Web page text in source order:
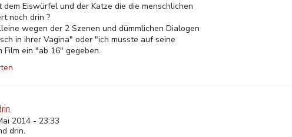
dem Eiswürfel und der Katze die die menschlichen
noch drin ?
wegen der 2 Szenen und dümmlichen Dialogen
in ihrer Vagina" oder "ich musste auf seine
Film ein "ab 16" gegeben.
2014 - 23:33
drin.